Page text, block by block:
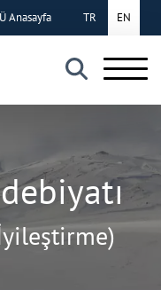
×
TR EN
Anasayfa